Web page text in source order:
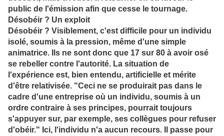
public de l'émission afin que cesse le tournage.
Désobéir ? Un exploit
Désobéir ? Visiblement, c'est difficile pour un individu
isolé, soumis à la pression, même d'une simple
animatrice. Ils ne sont donc que 17 sur 80 à avoir osé
se rebeller contre l'autorité. La situation de
l'expérience est, bien entendu, artificielle et mérite
d'être relativisée. "Ceci ne se produirait pas dans le
cadre d'une entreprise où un individu, soumis à un
ordre contraire à ses principes, pourrait toujours
s'appuyer sur, par exemple, ses collègues pour refuser
d'obéir." Ici, l'individu n'a aucun recours. Il passe pour